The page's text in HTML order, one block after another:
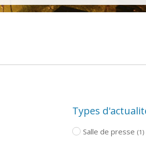
Types
Salle de presse (1)